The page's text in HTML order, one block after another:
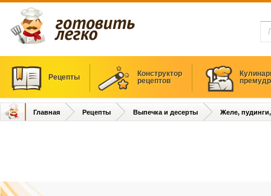
Рецепты
Конструктор
рецептов
Главная Рецепты Выпечка и десерты Желе,